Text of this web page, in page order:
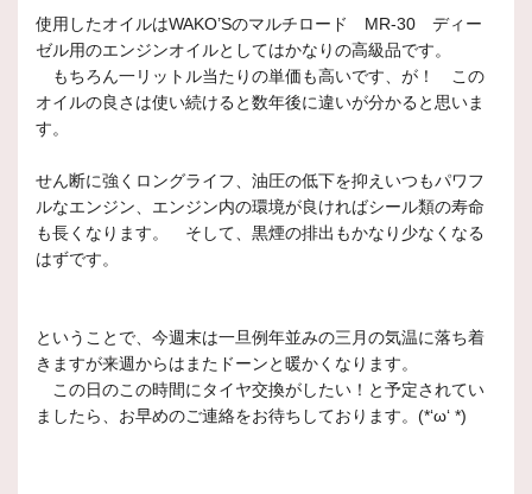
使用したオイルはWAKO’Sのマルチロード MR-30 ディー
ゼル用のエンジンオイルとしてはかなりの高級品です。
もちろん一リットル当たりの単価も高いです、が！ この
オイルの良さは使い続けると数年後に違いが分かると思いま
す。
せん断に強くロングライフ、油圧の低下を抑えいつもパワフ
ルなエンジン、エンジン内の環境が良ければシール類の寿命
も長くなります。 そして、黒煙の排出もかなり少なくなる
はずです。
ということで、今週末は一旦例年並みの三月の気温に落ち着
きますが来週からはまたドーンと暖かくなります。
この日のこの時間にタイヤ交換がしたい！と予定されてい
ましたら、お早めのご連絡をお待ちしております。(*‘ω‘ *)